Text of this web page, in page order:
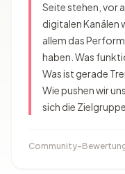
Seite stehen, vor
digitalen Kanälen
allem das
haben. Was
Was ist gerade
Wie pushen wir
sich die
Community-